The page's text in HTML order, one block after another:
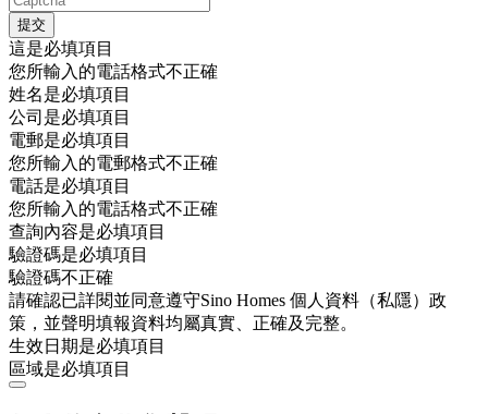
這是必填項目
您所輸入的電話格式不正確
姓名是必填項目
公司是必填項目
電郵是必填項目
您所輸入的電郵格式不正確
電話是必填項目
您所輸入的電話格式不正確
查詢內容是必填項目
驗證碼是必填項目
驗證碼不正確
請確認已詳閱並同意遵守Sino Homes 個人資料（私隱）政
策，並聲明填報資料均屬真實、正確及完整。
生效日期是必填項目
區域是必填項目